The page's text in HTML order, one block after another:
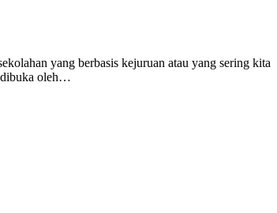
yang berbasis kejuruan atau yang sering kita
dibuka oleh…